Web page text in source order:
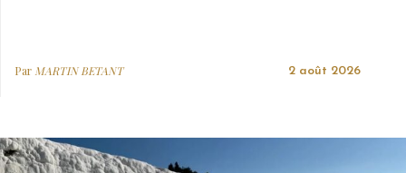
ParMARTIN BETANT 2 août 2026